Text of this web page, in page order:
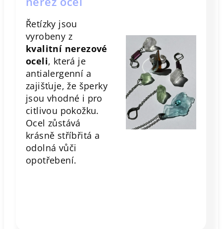
Řetízky jsou
vyrobeny z
kvalitní nerezové
oceli, která je
antialergenní a
zajišťuje, že šperky
jsou vhodné i pro
citlivou pokožku.
Ocel zůstává
krásně stříbřitá a
odolná vůči
opotřebení.